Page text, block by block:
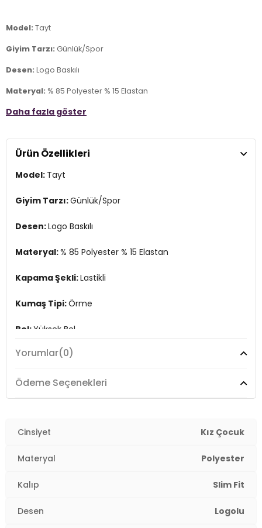
Model: Tayt
Giyim Tarzı: Günlük/Spor
Desen: Logo Baskılı
Materyal: % 85 Polyester % 15 Elastan
Kapama Şekli:Lastikli
Bel:Yüksek Bel
Boy:Standart
Paça Tipi:Dar Paça
Türkiye
Daha fazla göster
Ürün Özellikleri
Model: Tayt
Giyim Tarzı:Günlük/Spor
Desen:Logo Baskılı
Materyal:% 85 Polyester % 15 Elastan
Kapama Şekli:Lastikli
Kumaş Tipi:Örme
Bel:Yüksek Bel
Boy:Standart
Paça Tipi:Dar Paça
Yaş Grubu:
Menşei:Türkiye
Yorumlar(0)
Ödeme Seçenekleri
Cinsiyet Kız Çocuk
Materyal Polyester
Kalıp Slim Fit
Desen Logolu